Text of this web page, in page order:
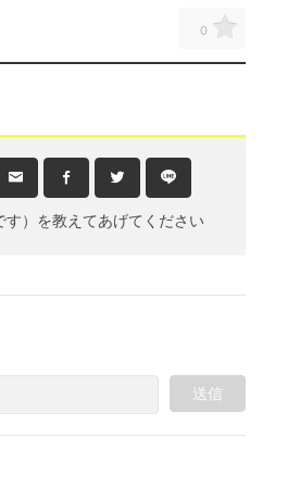
0
）を教えてあげてください
送信